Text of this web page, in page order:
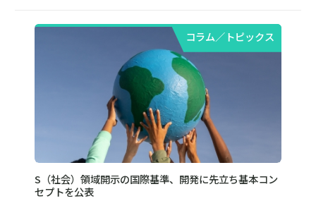
コラム／トピックス
S（社会）領域開示の国際基準、開発に先立ち基本コン
セプトを公表